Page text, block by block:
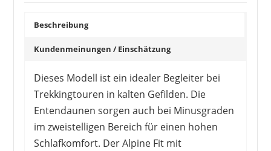
Beschreibung
Kundenmeinungen / Einschätzung
Dieses Modell ist ein idealer Begleiter bei
Trekkingtouren in kalten Gefilden. Die
Entendaunen sorgen auch bei Minusgraden
im zweistelligen Bereich für einen hohen
Schlafkomfort. Der Alpine Fit mit